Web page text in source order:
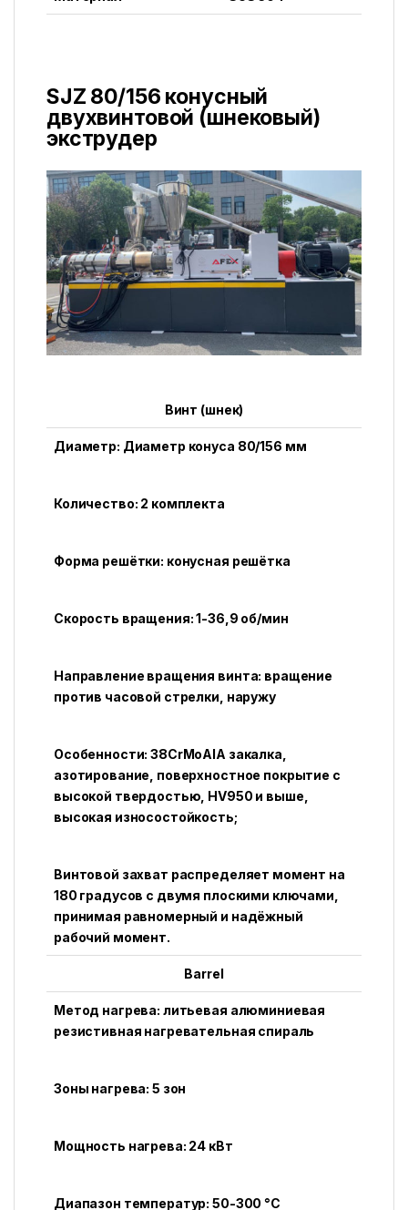
SJZ 80/156 конусный
двухвинтовой (шнековый)
экструдер
Винт (шнек)
Диаметр: Диаметр конуса 80/156 мм
Количество: 2 комплекта
Форма решётки: конусная решётка
Скорость вращения: 1-36,9 об/мин
Направление вращения винта: вращение
против часовой стрелки, наружу
Особенности: 38CrMoAlA закалка,
азотирование, поверхностное покрытие с
высокой твердостью, HV950 и выше,
высокая износостойкость;
Винтовой захват распределяет момент на
180 градусов с двумя плоскими ключами,
принимая равномерный и надёжный
рабочий момент.
Barrel
Метод нагрева: литьевая алюминиевая
резистивная нагревательная спираль
Зоны нагрева: 5 зон
Мощность нагрева: 24 кВт
Диапазон температур: 50-300 °C